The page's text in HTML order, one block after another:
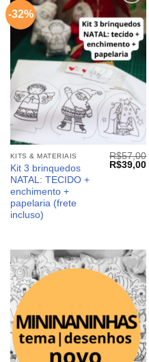
-32%
Adicionar
aos
meus
desejos
KITS & MATERIAIS
Kit 3 brinquedos
NATAL: TECIDO +
enchimento +
papelaria (frete
incluso)
R$57,00
O
R$39,00O
Adicionar
aos
meus
desejos